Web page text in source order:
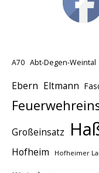
A70 Abt-Degen-Weintal
Ebern Eltmann
Großeinsatz
Hofheim Hofheimer